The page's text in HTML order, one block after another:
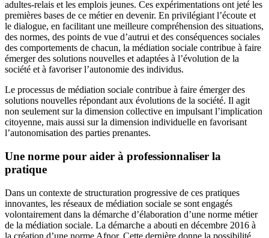
adultes-relais et les emplois jeunes. Ces expérimentations ont jeté les
premières bases de ce métier en devenir. En privilégiant l’écoute et
le dialogue, en facilitant une meilleure compréhension des situations,
des normes, des points de vue d’autrui et des conséquences sociales
des comportements de chacun, la médiation sociale contribue à faire
émerger des solutions nouvelles et adaptées à l’évolution de la
société et à favoriser l’autonomie des individus.
Le processus de médiation sociale contribue à faire émerger des
solutions nouvelles répondant aux évolutions de la société. Il agit
non seulement sur la dimension collective en impulsant l’implication
citoyenne, mais aussi sur la dimension individuelle en favorisant
l’autonomisation des parties prenantes.
Une norme pour aider à professionnaliser la
pratique
Dans un contexte de structuration progressive de ces pratiques
innovantes, les réseaux de médiation sociale se sont engagés
volontairement dans la démarche d’élaboration d’une norme métier
de la médiation sociale. La démarche a abouti en décembre 2016 à
la création d’une norme Afnor. Cette dernière donne la possibilité